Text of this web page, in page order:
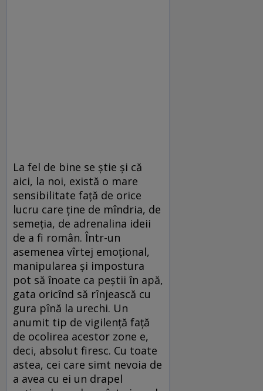
La fel de bine se știe și că
aici, la noi, există o mare
sensibilitate față de orice
lucru care ține de mîndria, de
semeția, de adrenalina ideii
de a fi român. Într-un
asemenea vîrtej emoțional,
manipularea și impostura
pot să înoate ca peștii în apă,
gata oricînd să rînjească cu
gura pînă la urechi. Un
anumit tip de vigilență față
de ocolirea acestor zone e,
deci, absolut firesc. Cu toate
astea, cei care simt nevoia de
a avea cu ei un drapel